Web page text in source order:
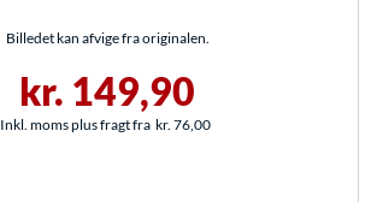
Billedet kan afvige fra originalen.
kr. 149,90
Inkl. moms plus fragt fra kr. 76,00